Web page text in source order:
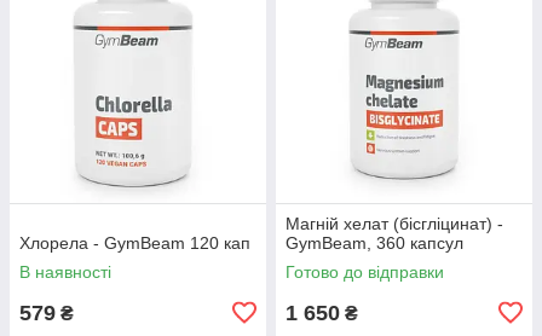
Хлорела - GymBeam 120 кап
В наявності
579 ₴
Магній хелат (бісгліцинат) -
GymBeam, 360 капсул
Готово до відправки
1 650 ₴